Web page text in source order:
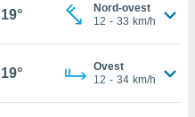
19°
Nord-ovest
12 - 33 km/h
19°
Ovest
12 - 34 km/h